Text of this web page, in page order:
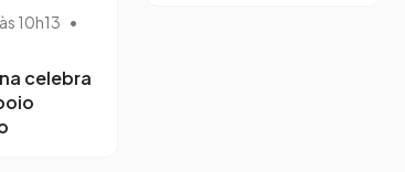
10h13 •
celebra